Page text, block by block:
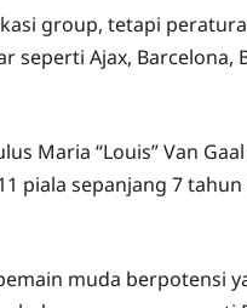
group, tetapi
seperti Ajax,
Maria “Louis” Van
piala sepanjang 7
muda berpotensi